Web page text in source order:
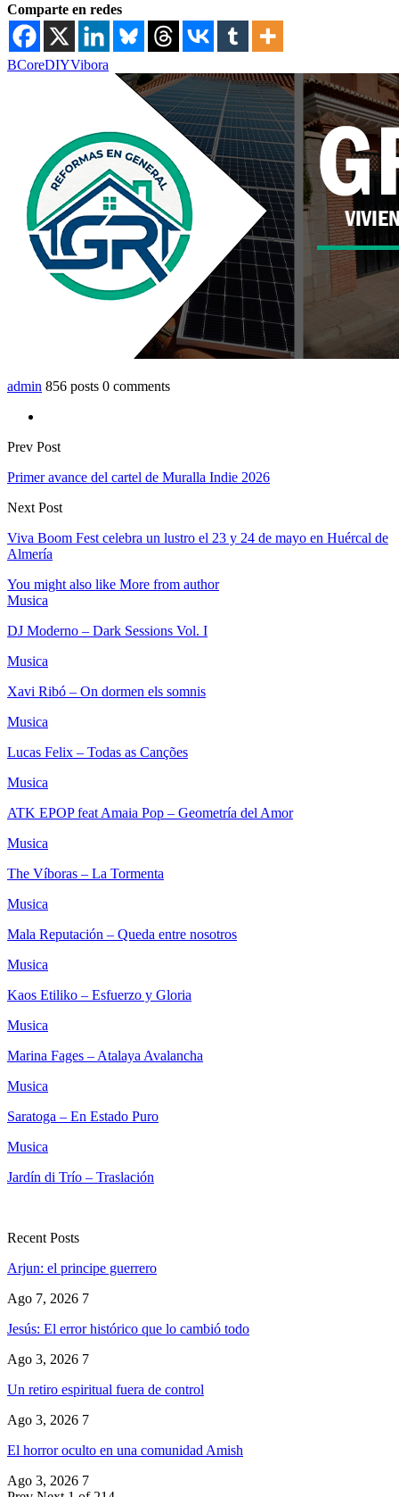
Comparte en redes
BCoreDIYVibora
admin 856 posts 0 comments
Prev Post
Primer avance del cartel de Muralla Indie 2026
Next Post
Viva Boom Fest celebra un lustro el 23 y 24 de mayo en Huércal de
Almería
You might also like More from author
Musica
DJ Moderno – Dark Sessions Vol. I
Musica
Xavi Ribó – On dormen els somnis
Musica
Lucas Felix – Todas as Canções
Musica
ATK EPOP feat Amaia Pop – Geometría del Amor
Musica
The Víboras – La Tormenta
Musica
Mala Reputación – Queda entre nosotros
Musica
Kaos Etiliko – Esfuerzo y Gloria
Musica
Marina Fages – Atalaya Avalancha
Musica
Saratoga – En Estado Puro
Musica
Jardín di Trío – Traslación
Recent Posts
Arjun: el principe guerrero
Ago 7, 2026 7
Jesús: El error histórico que lo cambió todo
Ago 3, 2026 7
Un retiro espiritual fuera de control
Ago 3, 2026 7
El horror oculto en una comunidad Amish
Ago 3, 2026 7